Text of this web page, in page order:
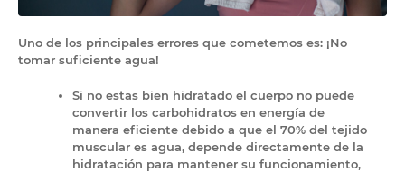
Uno de los principales errores que cometemos es: ¡No
tomar suficiente agua!
Si no estas bien hidratado el cuerpo no puede
convertir los carbohidratos en energía de
manera eficiente debido a que el 70% del tejido
muscular es agua, depende directamente de la
hidratación para mantener su funcionamiento,